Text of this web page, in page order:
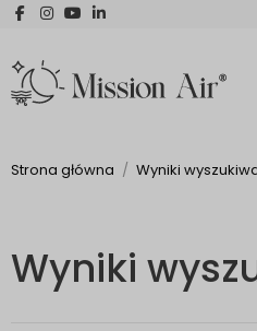
Strona główna Wyniki
Wyniki